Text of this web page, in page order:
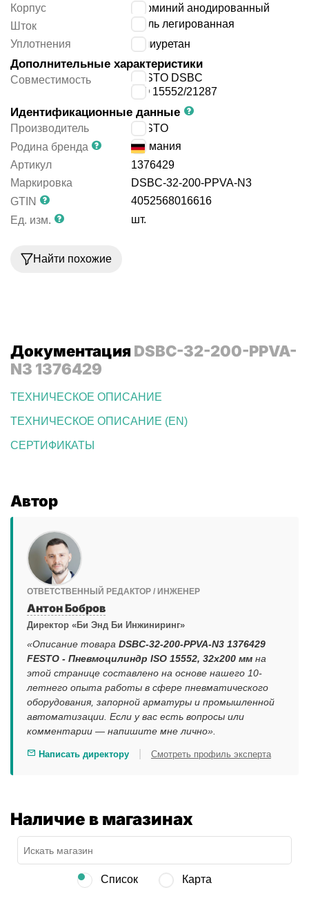
Корпус
алюминий анодированный
Шток
сталь легированная
Уплотнения
полиуретан
Дополнительные характеристики
Совместимость
FESTO DSBC
ISO 15552/21287
Идентификационные данные
Производитель
FESTO
Родина бренда
Германия
Артикул
1376429
Маркировка
DSBC-32-200-PPVA-N3
GTIN
4052568016616
Ед. изм.
шт.
Найти похожие
Документация DSBC-32-200-PPVA-
N3 1376429
ТЕХНИЧЕСКОЕ ОПИСАНИЕ
ТЕХНИЧЕСКОЕ ОПИСАНИЕ (EN)
СЕРТИФИКАТЫ
Автор
ОТВЕТСТВЕННЫЙ РЕДАКТОР / ИНЖЕНЕР
Антон Бобров
Директор «Би Энд Би Инжиниринг»
«Описание товара DSBC-32-200-PPVA-N3 1376429
FESTO - Пневмоцилиндр ISO 15552, 32x200 мм на
этой странице составлено на основе нашего 10-
летнего опыта работы в сфере пневматического
оборудования, запорной арматуры и промышленной
автоматизации. Если у вас есть вопросы или
комментарии — напишите мне лично».
Написать директору Смотреть профиль эксперта
Наличие в магазинах
Список Карта